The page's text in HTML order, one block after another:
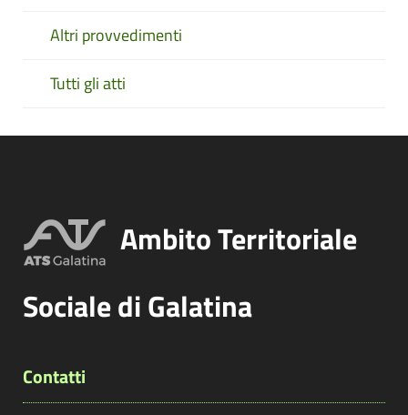
Altri provvedimenti
Tutti gli atti
Ambito Territoriale
Sociale di Galatina
Contatti